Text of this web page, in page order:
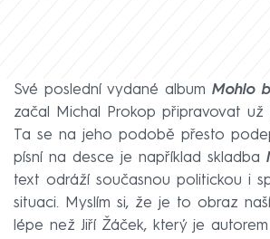
Své poslední vydané album Mohlo
začal Michal Prokop připravovat už
Ta se na jeho podobě přesto
písní na desce je například skladba
text odráží současnou politickou i
situaci. Myslím si, že je to obraz
lépe než Jiří Žáček, který je